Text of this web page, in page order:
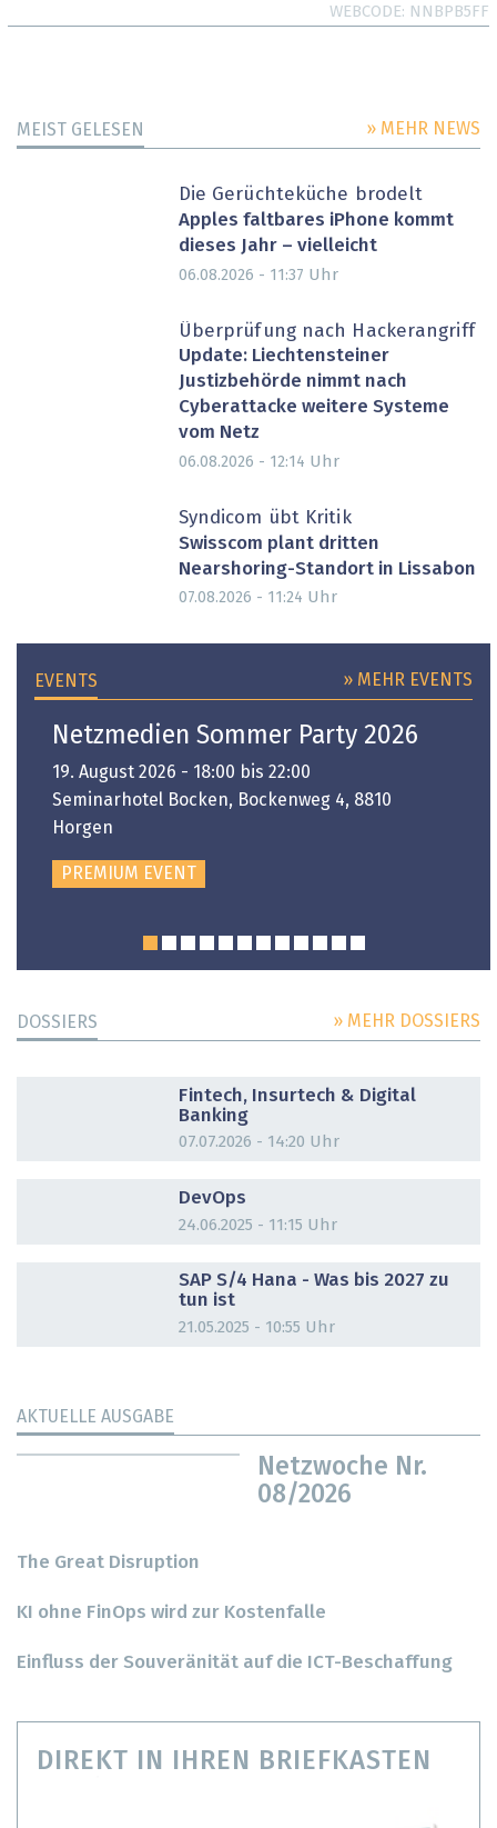
WEBCODE NNBPB5FF
MEIST GELESEN » MEHR NEWS
Die Gerüchteküche brodelt
Apples faltbares iPhone kommt
dieses Jahr – vielleicht
06.08.2026 - 11:37 Uhr
Überprüfung nach Hackerangriff
Update: Liechtensteiner
Justizbehörde nimmt nach
Cyberattacke weitere Systeme
vom Netz
06.08.2026 - 12:14 Uhr
Syndicom übt Kritik
Swisscom plant dritten
Nearshoring-Standort in Lissabon
07.08.2026 - 11:24 Uhr
EVENTS » MEHR EVENTS
Netzmedien Sommer Party 2026
19. August 2026 - 18:00 bis 22:00
Seminarhotel Bocken, Bockenweg 4, 8810
Horgen
PREMIUM EVENT
DOSSIERS » MEHR DOSSIERS
Fintech, Insurtech & Digital
Banking
07.07.2026 - 14:20 Uhr
DevOps
24.06.2025 - 11:15 Uhr
SAP S/4 Hana - Was bis 2027 zu
tun ist
21.05.2025 - 10:55 Uhr
AKTUELLE AUSGABE
Netzwoche Nr.
08/2026
The Great Disruption
KI ohne FinOps wird zur Kostenfalle
Einfluss der Souveränität auf die ICT-Beschaffung
DIREKT IN IHREN BRIEFKASTEN